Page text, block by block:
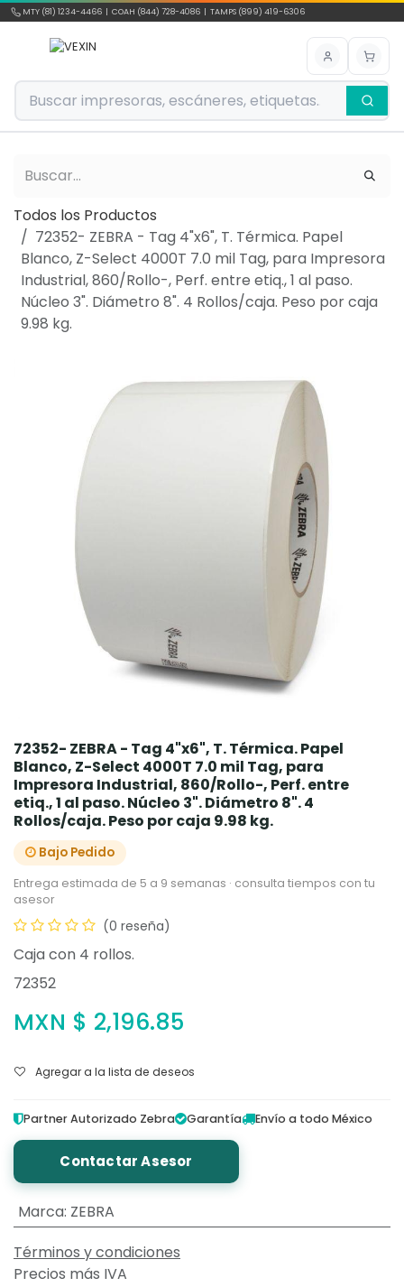
Ir al contenido
MTY (81) 1234-4466 | COAH (844) 728-4086 | TAMPS (899) 419-6306
Todos los Productos
72352- ZEBRA - Tag 4"x6", T. Térmica. Papel
Blanco, Z-Select 4000T 7.0 mil Tag, para Impresora
Industrial, 860/Rollo-, Perf. entre etiq., 1 al paso.
Núcleo 3". Diámetro 8". 4 Rollos/caja. Peso por caja
9.98 kg.
72352- ZEBRA - Tag 4"x6", T. Térmica. Papel
Blanco, Z-Select 4000T 7.0 mil Tag, para
Impresora Industrial, 860/Rollo-, Perf. entre
etiq., 1 al paso. Núcleo 3". Diámetro 8". 4
Rollos/caja. Peso por caja 9.98 kg.
Bajo Pedido
Entrega estimada de 5 a 9 semanas · consulta tiempos con tu
asesor
(0 reseña)
Caja con 4 rollos.
72352
MXN $ 2,196.85
Agregar a la lista de deseos
Partner Autorizado Zebra Garantía Envío a todo México
Contactar Asesor
Marca: ZEBRA
Términos y condiciones
Precios más IVA